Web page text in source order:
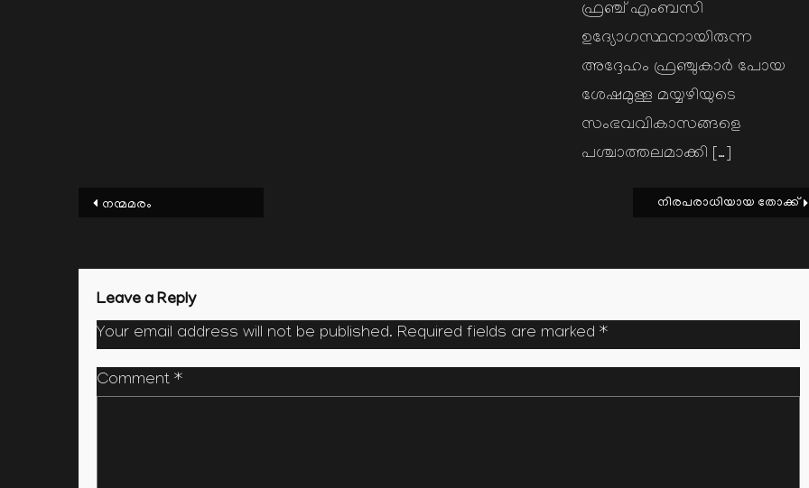
ഫ്രഞ്ച് എംബസി
ഉദ്യോഗസ്ഥനായിരുന്ന
അദ്ദേഹം ഫ്രഞ്ചുകാർ പോയ
ശേഷമുള്ള മയ്യഴിയുടെ
സംഭവവികാസങ്ങളെ
പശ്ചാത്തലമാക്കി […]
Post
നന്മമരം നിരപരാധിയായ തോക്ക്
Leave a Reply
Your email address will not be published. Required fields are marked *
Comment *